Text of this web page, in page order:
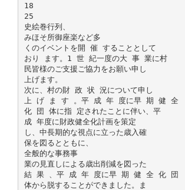
18
25
史絵巻行列、
みほそ所御座楽など多
くのイベントを開 催 することとして
おり ます。1 世 紀一度の大 事 業に村
民皆様のご支援ご協力をお願い申し
上げます。
次に、村の財 政 状 況について申し
上 げ ま す 。平 成 年 度に早 期 健 全
化 団 体に指 定されたことに伴い、平
成 年度に財政健全化計画を策定
し、中長期的な視点に立った歳入確
保を図るとともに、
全般的な事務事
業の見直しによる歳出削減を図った
結 果 、平 成 年 度に早 期 健 全 化 団
体から脱することができました。ま